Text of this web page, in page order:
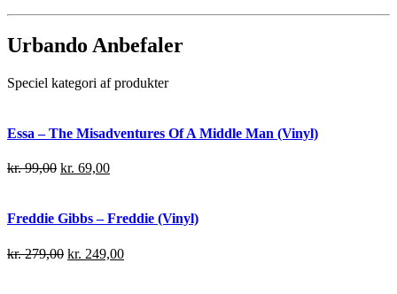
Urbando Anbefaler
Speciel kategori af produkter
Essa – The Misadventures Of A Middle Man (Vinyl)
kr.99,00 kr. 69,00
Freddie Gibbs – Freddie (Vinyl)
kr.279,00 kr. 249,00